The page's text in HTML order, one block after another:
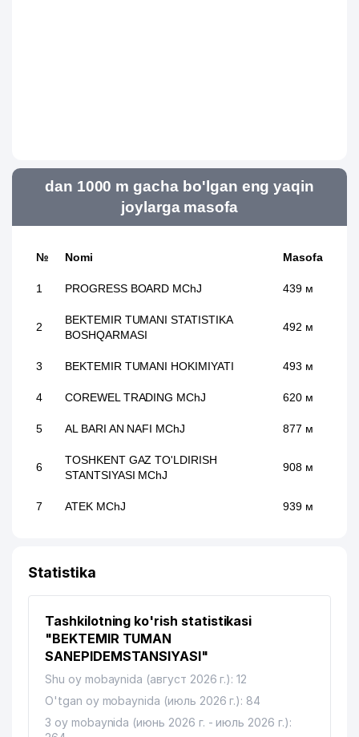
dan 1000 m gacha bo'lgan eng yaqin
joylarga masofa
№ Nomi Masofa
1 PROGRESS BOARD MChJ 439 м
2
BEKTEMIR TUMANI STATISTIKA
BOSHQARMASI
492 м
3 BEKTEMIR TUMANI HOKIMIYATI 493 м
4 COREWEL TRADING MChJ 620 м
5 AL BARI AN NAFI MChJ 877 м
6
TOSHKENT GAZ TO'LDIRISH
STANTSIYASI MChJ
908 м
7 ATEK MChJ 939 м
Statistika
Tashkilotning ko'rish statistikasi
"BEKTEMIR TUMAN
SANEPIDEMSTANSIYASI"
Shu oy mobaynida (август 2026 г.): 12
O'tgan oy mobaynida (июль 2026 г.): 84
3 oy mobaynida (июнь 2026 г. - июль 2026 г.):